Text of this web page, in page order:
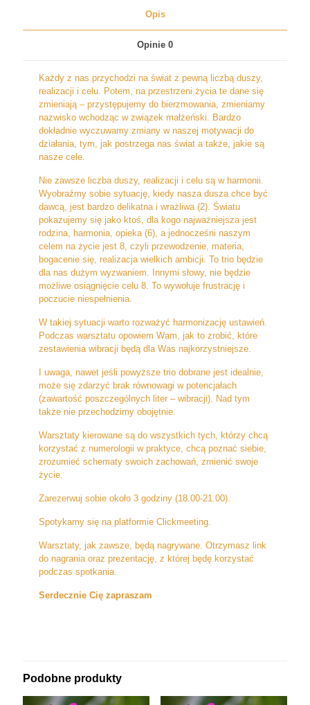
Opis
Opinie 0
Każdy z nas przychodzi na świat z pewną liczbą duszy,
realizacji i celu. Potem, na przestrzeni życia te dane się
zmieniają – przystępujemy do bierzmowania, zmieniamy
nazwisko wchodząc w związek małżeński. Bardzo
dokładnie wyczuwamy zmiany w naszej motywacji do
działania, tym, jak postrzega nas świat a także, jakie są
nasze cele.
Nie zawsze liczba duszy, realizacji i celu są w harmonii.
Wyobraźmy sobie sytuację, kiedy nasza dusza chce być
dawcą, jest bardzo delikatna i wrażliwa (2). Światu
pokazujemy się jako ktoś, dla kogo najważniejsza jest
rodzina, harmonia, opieka (6), a jednocześni naszym
celem na życie jest 8, czyli przewodzenie, materia,
bogacenie się, realizacja wielkich ambicji. To trio będzie
dla nas dużym wyzwaniem. Innymi słowy, nie będzie
możliwe osiągnięcie celu 8. To wywołuje frustrację i
poczucie niespełnienia.
W takiej sytuacji warto rozważyć harmonizację ustawień.
Podczas warsztatu opowiem Wam, jak to zrobić, które
zestawienia wibracji będą dla Was najkorzystniejsze.
I uwaga, nawet jeśli powyższe trio dobrane jest idealnie,
może się zdarzyć brak równowagi w potencjałach
(zawartość poszczególnych liter – wibracji). Nad tym
także nie przechodzimy obojętnie.
Warsztaty kierowane są do wszystkich tych, którzy chcą
korzystać z numerologii w praktyce, chcą poznać siebie,
zrozumieć schematy swoich zachowań, zmienić swoje
życie.
Zarezerwuj sobie około 3 godziny (18.00-21.00).
Spotykamy się na platformie Clickmeeting.
Warsztaty, jak zawsze, będą nagrywane. Otrzymasz link
do nagrania oraz prezentację, z której będę korzystać
podczas spotkania.
Serdecznie Cię zapraszam
Podobne produkty